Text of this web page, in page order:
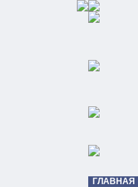
ГЛАВНАЯ